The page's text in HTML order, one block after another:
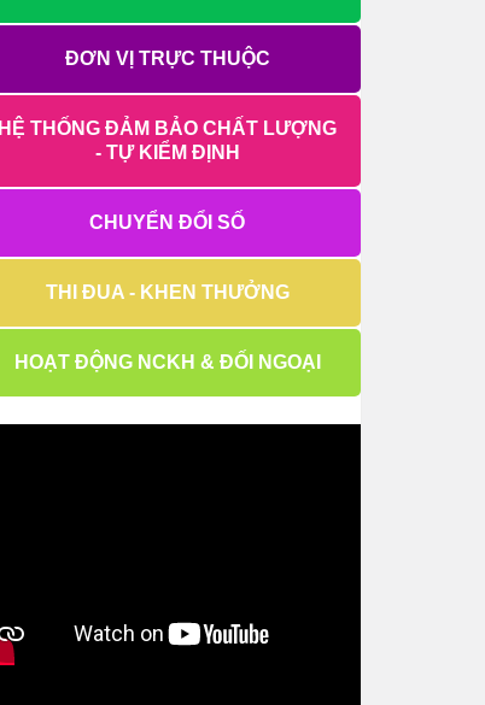
ĐƠN VỊ TRỰC THUỘC
HỆ THỐNG ĐẢM BẢO CHẤT LƯỢNG
- TỰ KIỂM ĐỊNH
CHUYỂN ĐỔI SỐ
THI ĐUA - KHEN THƯỞNG
HOẠT ĐỘNG NCKH & ĐỐI NGOẠI